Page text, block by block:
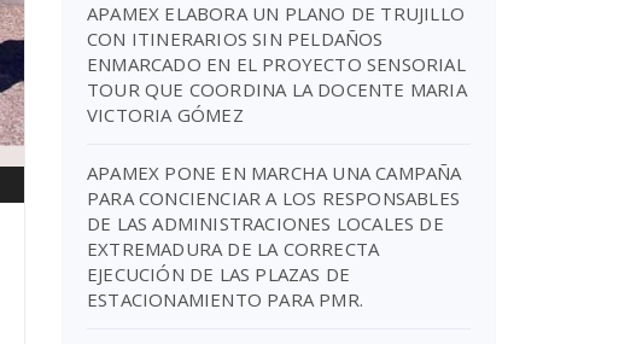
APAMEX ELABORA UN PLANO DE TRUJILLO
CON ITINERARIOS SIN PELDAÑOS
ENMARCADO EN EL PROYECTO SENSORIAL
TOUR QUE COORDINA LA DOCENTE MARIA
VICTORIA GÓMEZ
APAMEX PONE EN MARCHA UNA CAMPAÑA
PARA CONCIENCIAR A LOS RESPONSABLES
DE LAS ADMINISTRACIONES LOCALES DE
EXTREMADURA DE LA CORRECTA
EJECUCIÓN DE LAS PLAZAS DE
ESTACIONAMIENTO PARA PMR.